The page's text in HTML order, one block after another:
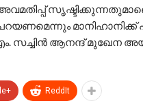
മാനിഹാനിക്ക്
ആനന്ദ്​ മുഖേന
ReddIt